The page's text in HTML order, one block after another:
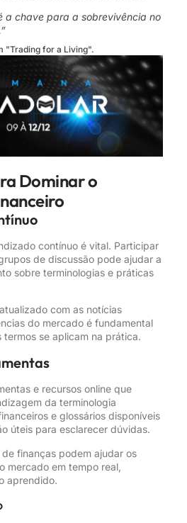
a chave para a sobrevivência no
"Trading for a Living".
Dominar o
contínuo é vital. Participar
de discussão pode ajudar a
sobre terminologias e práticas
com as notícias
do mercado é fundamental
se aplicam na prática.
e recursos online que
da terminologia
e glossários disponíveis
úteis para esclarecer dúvidas.
finanças podem ajudar os
mercado em tempo real,
aprendido.